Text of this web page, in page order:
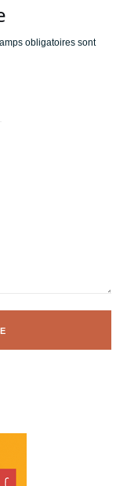
obligatoires sont